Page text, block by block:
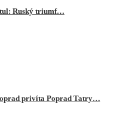
Ruský triumf…
privíta Poprad Tatry…